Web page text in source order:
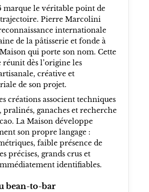
marque le véritable point de
trajectoire. Pierre Marcolini
internationale
de la pâtisserie et fonde à
qui porte son nom. Cette
réunit dès l’origine les
créative et
de son projet.
créations associent techniques
pralinés, ganaches et recherche
La Maison développe
son propre langage :
faible présence de
précises, grands crus et
identifiables.
bean-to-bar